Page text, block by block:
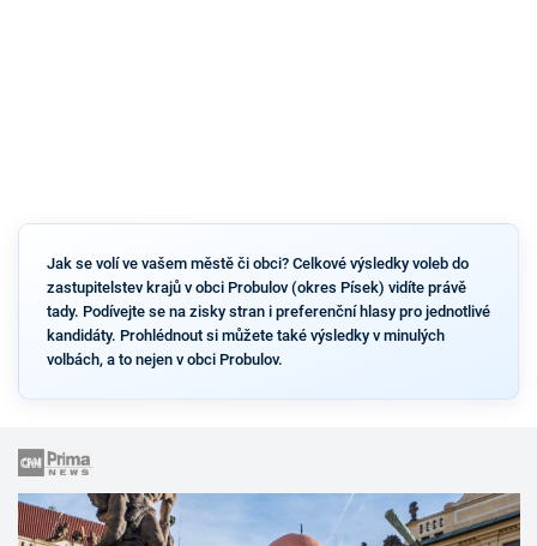
Jak se volí ve vašem městě či obci? Celkové výsledky voleb do
zastupitelstev krajů v obci Probulov (okres Písek) vidíte právě
tady. Podívejte se na zisky stran i preferenční hlasy pro jednotlivé
kandidáty. Prohlédnout si můžete také výsledky v minulých
volbách, a to nejen v obci Probulov.